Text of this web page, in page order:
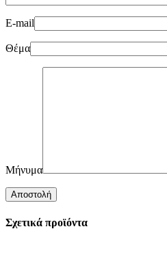
E-mail
Θέμα
Μήνυμα
Σχετικά προϊόντα